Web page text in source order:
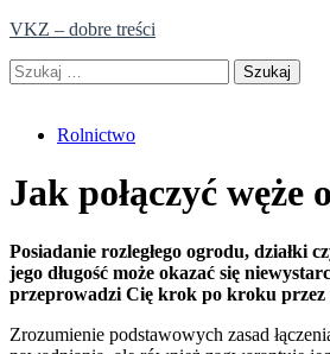
Skip
content
VKZ – dobre treści
Szukaj:
Rolnictwo
Jak połączyć węże
Posiadanie rozległego ogrodu, działki
jego długość może okazać się
przeprowadzi Cię krok po kroku przez
Zrozumienie podstawowych zasad